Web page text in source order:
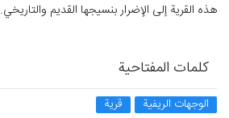
هذه القرية إلى الإضرار بنسيجها القديم والتاريخي.
كلمات المفتاحية
الوجهات الريفية قرية